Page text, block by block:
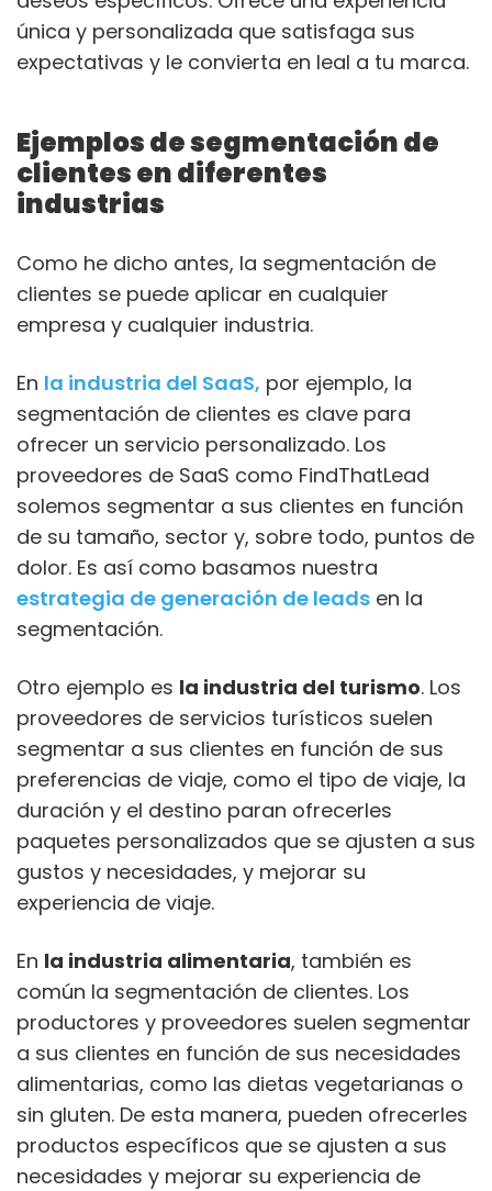
única y personalizada que satisfaga sus
expectativas y le convierta en leal a tu marca.
Ejemplos de segmentación de
clientes en diferentes
industrias
Como he dicho antes, la segmentación de
clientes se puede aplicar en cualquier
empresa y cualquier industria.
En la industria del SaaS, por ejemplo, la
segmentación de clientes es clave para
ofrecer un servicio personalizado. Los
proveedores de SaaS como FindThatLead
solemos segmentar a sus clientes en función
de su tamaño, sector y, sobre todo, puntos de
dolor. Es así como basamos nuestra
estrategia de generación de leads en la
segmentación.
Otro ejemplo es la industria del turismo. Los
proveedores de servicios turísticos suelen
segmentar a sus clientes en función de sus
preferencias de viaje, como el tipo de viaje, la
duración y el destino paran ofrecerles
paquetes personalizados que se ajusten a sus
gustos y necesidades, y mejorar su
experiencia de viaje.
En la industria alimentaria, también es
común la segmentación de clientes. Los
productores y proveedores suelen segmentar
a sus clientes en función de sus necesidades
alimentarias, como las dietas vegetarianas o
sin gluten. De esta manera, pueden ofrecerles
productos específicos que se ajusten a sus
necesidades y mejorar su experiencia de